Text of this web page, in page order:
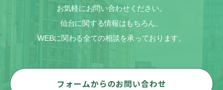
お気軽にお問い合わせください。
仙台に関する情報はもちろん、
WEBに関わる全ての相談を承っております。
フォームからのお問い合わせ